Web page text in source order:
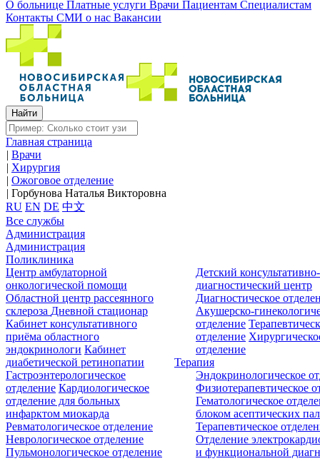
О больнице Платные услуги Врачи Пациентам Специалистам
Контакты СМИ о нас Вакансии
Главная страница
| Врачи
| Хирургия
| Ожоговое отделение
| Горбунова Наталья Викторовна
RU EN DE 中文
Все службы
Администрация
Администрация
Поликлиника
Центр амбулаторной
онкологической помощи
Областной центр рассеянного
склероза Дневной стационар
Кабинет консультативного
приёма областного
эндокринологи Кабинет
диабетической ретинопатии
Детский консультативно-
диагностический центр
Диагностическое
Акушерско-
отделение
отделение
отделение
Терапия
Гастроэнтерологическое
отделение Кардиологическое
отделение для больных
инфарктом миокарда
Ревматологическое отделение
Неврологическое отделение
Пульмонологическое отделение
Эндокринологическое
Физиотерапевтическое
Гематологическое
блоком асептических
Терапевтическое
Отделение
и функциональной